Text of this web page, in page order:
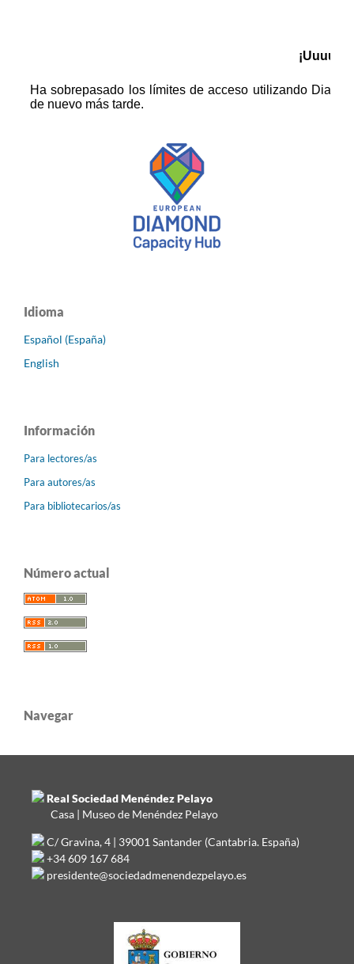
Idioma
Español (España)
English
Información
Para lectores/as
Para autores/as
Para bibliotecarios/as
Número actual
Navegar
Real Sociedad Menéndez Pelayo
Casa | Museo de Menéndez Pelayo
C/ Gravina, 4 | 39001 Santander (Cantabria. España)
+34 609 167 684
presidente@sociedadmenendezpelayo.es